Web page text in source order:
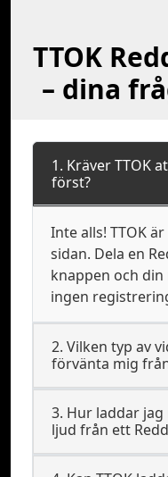
TTOK
– dina
1. Kräver TTOK
först?
Inte alls! TTOK
sidan. Dela en
knappen och
ingen
2. Vilken typ av
förvänta mig
3. Hur laddar
ljud från ett